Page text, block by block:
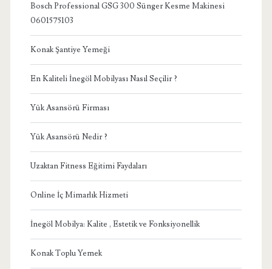
Bosch Professional GSG 300 Sünger Kesme Makinesi
0601575103
Konak Şantiye Yemeği
En Kaliteli İnegöl Mobilyası Nasıl Seçilir ?
Yük Asansörü Firması
Yük Asansörü Nedir ?
Uzaktan Fitness Eğitimi Faydaları
Online İç Mimarlık Hizmeti
İnegöl Mobilya: Kalite , Estetik ve Fonksiyonellik
Konak Toplu Yemek